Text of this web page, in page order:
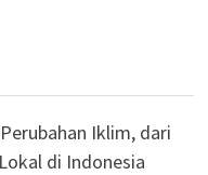
Iklim, dari
di Indonesia